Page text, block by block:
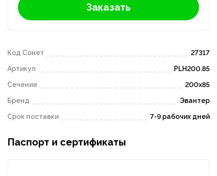
Заказать
Код Сонет 27317
Артикул PLH200.85
Сечение 200х85
Бренд Эвантер
Срок поставки 7-9 рабочих дней
Паспорт и сертификаты